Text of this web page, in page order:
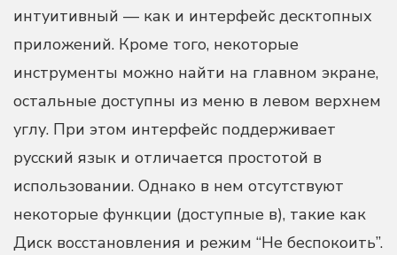
интуитивный — как и интерфейс десктопных
приложений. Кроме того, некоторые
инструменты можно найти на главном экране,
остальные доступны из меню в левом верхнем
углу. При этом интерфейс поддерживает
русский язык и отличается простотой в
использовании. Однако в нем отсутствуют
некоторые функции (доступные в), такие как
Диск восстановления и режим “Не беспокоить”.